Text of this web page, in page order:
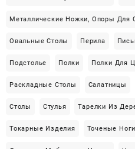
Металлические Ножки, Опоры Для
Овальные Столы Перила
Подстолье Полки Полки Для
Раскладные Столы Салатницы
Столы Стулья Тарелки Из
Токарные Изделия Точеные Ноги